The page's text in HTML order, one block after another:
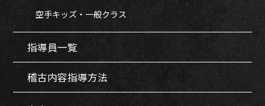
空手キッズ・一般クラス
指導員一覧
稽古内容指導方法